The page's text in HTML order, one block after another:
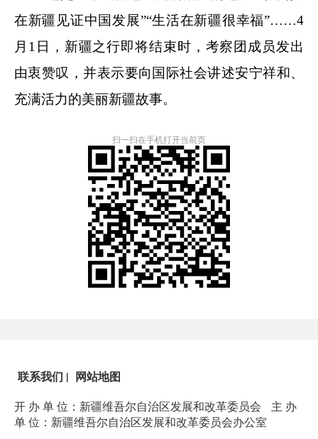
在新疆见证中国发展”“生活在新疆很幸福”……4
月1日，新疆之行即将结束时，考察团成员发出
由衷赞叹，并表示要向国际社会讲述安宁祥和、
充满活力的美丽新疆故事。
扫一扫在手机打开当前页
联系我们 | 网站地图
开 办 单 位：新疆维吾尔自治区发展和改革委员会
主 办
单 位：新疆维吾尔自治区发展和改革委员会办公室